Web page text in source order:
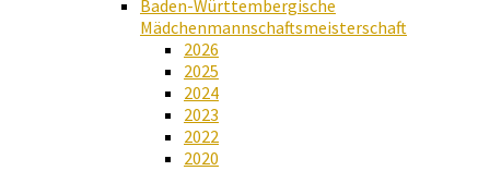
Baden-Württembergische
Mädchenmannschaftsmeisterschaft
2026
2025
2024
2023
2022
2020